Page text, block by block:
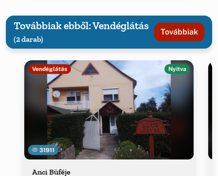
Továbbiak ebből: Vendéglátás
(2 darab)
Továbbiak
31911
Vendéglátás Nyitva
Anci Büféje